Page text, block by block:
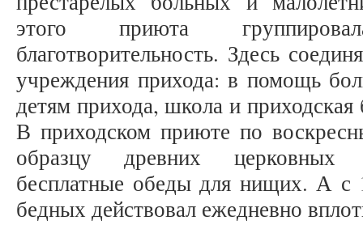
этого приюта
благотворительность. Здесь
учреждения прихода: в помощь
детям прихода, школа и
В приходском приюте по
образцу древних церковных
бесплатные обеды для нищих. А с
бедных действовал ежедневно